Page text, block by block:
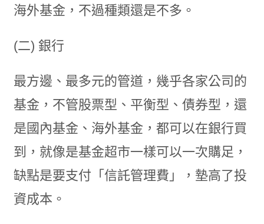
海外基金，不過種類還是不多。
(二) 銀行
最方邊、最多元的管道，幾乎各家公司的
基金，不管股票型、平衡型、債券型，還
是國內基金、海外基金，都可以在銀行買
到，就像是基金超市一樣可以一次購足，
缺點是要支付「信託管理費」，墊高了投
資成本。